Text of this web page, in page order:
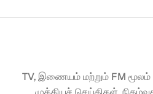
TV, இணையம் மற்றும் FM